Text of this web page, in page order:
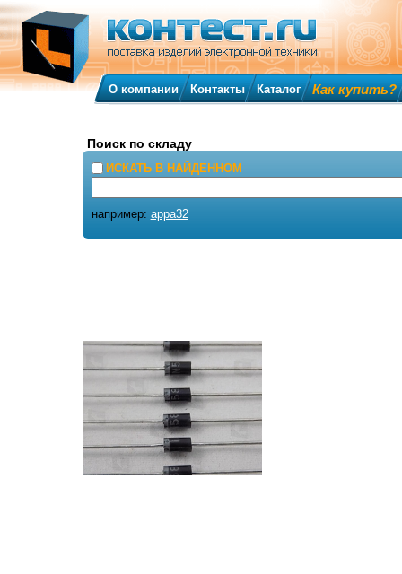
О компании Контакты Каталог Как купить?
Поиск по складу
ИСКАТЬ В НАЙДЕННОМ
например: appa32